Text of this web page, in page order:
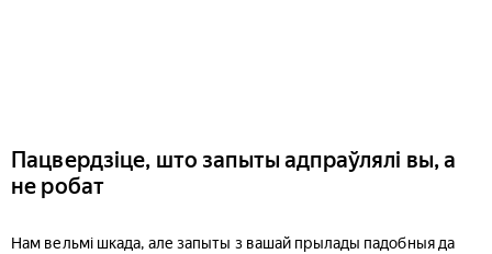
Пацвердзіце, што запыты адпраўлялі вы, а
не робат
Нам вельмі шкада, але запыты з вашай прылады падобныя да